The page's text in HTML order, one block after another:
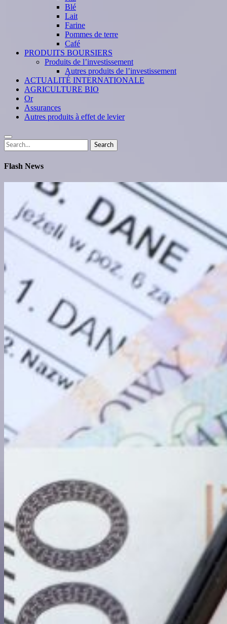
Blé
Lait
Farine
Pommes de terre
Café
PRODUITS BOURSIERS
Produits de l’investissement
Autres produits de l’investissement
ACTUALITÉ INTERNATIONALE
AGRICULTURE BIO
Or
Assurances
Autres produits à effet de levier
Search
for:
Search
Flash News